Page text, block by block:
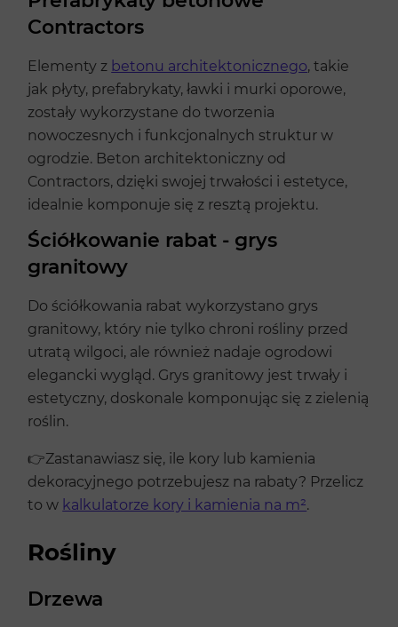
Contractors
Elementy z betonu architektonicznego, takie
jak płyty, prefabrykaty, ławki i murki oporowe,
zostały wykorzystane do tworzenia
nowoczesnych i funkcjonalnych struktur w
ogrodzie. Beton architektoniczny od
Contractors, dzięki swojej trwałości i estetyce,
idealnie komponuje się z resztą projektu.
Ściółkowanie rabat - grys
granitowy
Do ściółkowania rabat wykorzystano grys
granitowy, który nie tylko chroni rośliny przed
utratą wilgoci, ale również nadaje ogrodowi
elegancki wygląd. Grys granitowy jest trwały i
estetyczny, doskonale komponując się z zielenią
roślin.
👉Zastanawiasz się, ile kory lub kamienia
dekoracyjnego potrzebujesz na rabaty? Przelicz
to w kalkulatorze kory i kamienia na m².
Rośliny
Drzewa